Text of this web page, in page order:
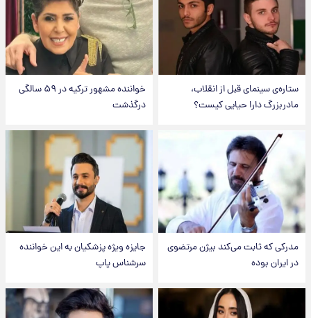
ستاره‌ی سینمای قبل از انقلاب،
مادربزرگ دارا حیایی کیست؟
خواننده مشهور ترکیه در ۵۹ سالگی
درگذشت
مدرکی که ثابت می‌کند بیژن مرتضوی
در ایران بوده
جایزه ویژه پزشکیان به این خواننده
سرشناس پاپ